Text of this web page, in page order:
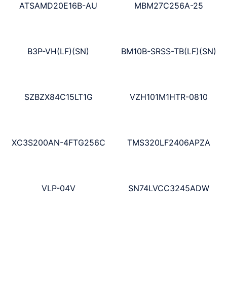
ATSAMD20E16B-AU MBM27C256A-25
B3P-VH(LF)(SN) BM10B-SRSS-TB(LF)(SN)
SZBZX84C15LT1G VZH101M1HTR-0810
XC3S200AN-4FTG256C TMS320LF2406APZA
VLP-04V SN74LVCC3245ADW